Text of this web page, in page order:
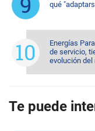
qué
Energías
de servicio,
evolución del
Te puede